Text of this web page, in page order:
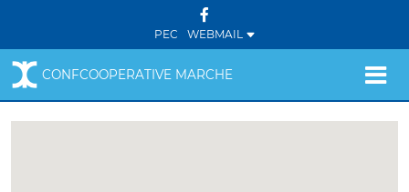
PEC WEBMAIL
CONFCOOPERATIVE MARCHE